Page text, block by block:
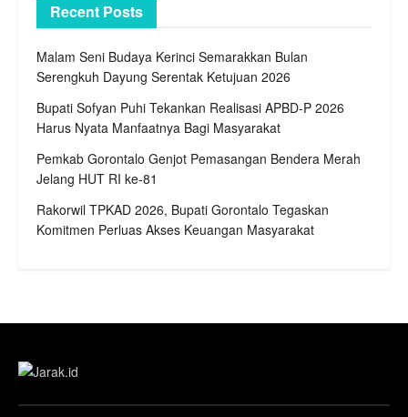
Recent Posts
Malam Seni Budaya Kerinci Semarakkan Bulan
Serengkuh Dayung Serentak Ketujuan 2026
Bupati Sofyan Puhi Tekankan Realisasi APBD-P 2026
Harus Nyata Manfaatnya Bagi Masyarakat
Pemkab Gorontalo Genjot Pemasangan Bendera Merah
Jelang HUT RI ke-81
Rakorwil TPKAD 2026, Bupati Gorontalo Tegaskan
Komitmen Perluas Akses Keuangan Masyarakat